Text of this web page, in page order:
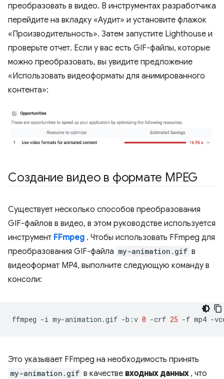
преобразовать в видео. В инструментах разработчика
перейдите на вкладку «Аудит» и установите флажок
«Производительность». Затем запустите Lighthouse и
проверьте отчет. Если у вас есть GIF-файлы, которые
можно преобразовать, вы увидите предложение
«Использовать видеоформаты для анимированного
контента»:
Создание видео в формате MPEG
Существует несколько способов преобразования
GIF-файлов в видео, в этом руководстве используется
инструмент FFmpeg . Чтобы использовать FFmpeg для
преобразования GIF-файла my-animation.gif в
видеоформат MP4, выполните следующую команду в
консоли:
ffmpeg -i my-animation.gif -b:v 0 -crf 25 -f mp4 -
Это указывает FFmpeg на необходимость принять
my-animation.gif в качестве входных данных, что